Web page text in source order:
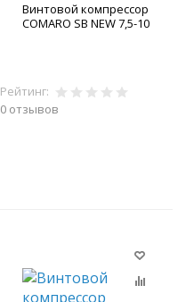
Винтовой компрессор
COMARO SB NEW 7,5-10
Рейтинг:
0 отзывов